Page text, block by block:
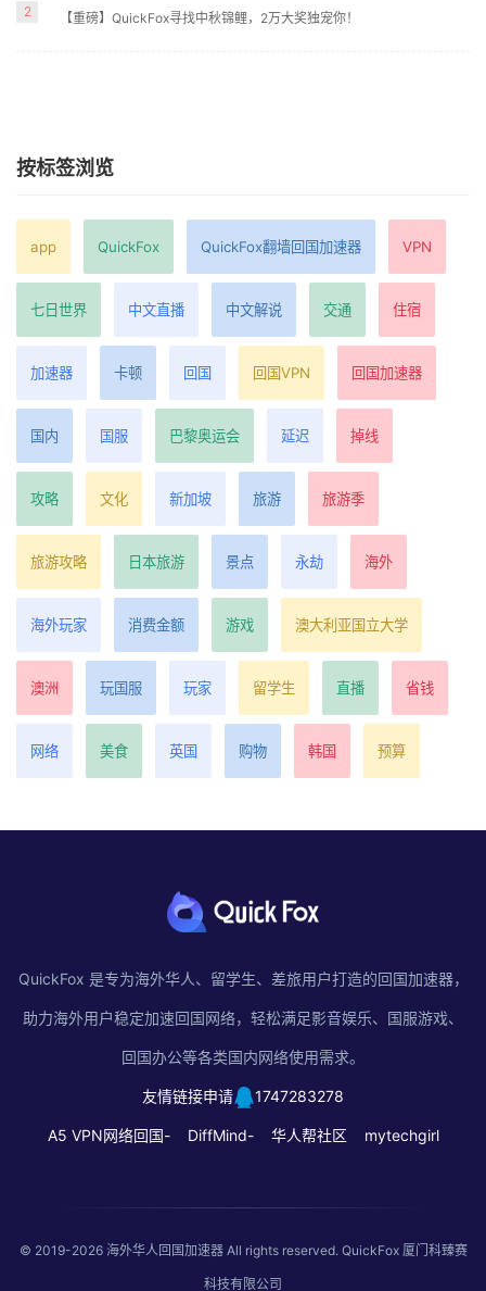
2 【重磅】QuickFox寻找中秋锦鲤，2万大奖独宠你！
按标签浏览
app QuickFox QuickFox翻墙回国加速器 VPN
七日世界 中文直播 中文解说 交通 住宿
加速器 卡顿 回国 回国VPN 回国加速器
国内 国服 巴黎奥运会 延迟 掉线
攻略 文化 新加坡 旅游 旅游季
旅游攻略 日本旅游 景点 永劫 海外
海外玩家 消费金额 游戏 澳大利亚国立大学
澳洲 玩国服 玩家 留学生 直播 省钱
网络 美食 英国 购物 韩国 预算
QuickFox 是专为海外华人、留学生、差旅用户打造的回国加速器，
助力海外用户稳定加速回国网络，轻松满足影音娱乐、国服游戏、
回国办公等各类国内网络使用需求。
友情链接申请 1747283278
A5 VPN网络回国- DiffMind- 华人帮社区 mytechgirl
© 2019-2026 海外华人回国加速器All rights reserved. QuickFox 厦门科臻赛
科技有限公司